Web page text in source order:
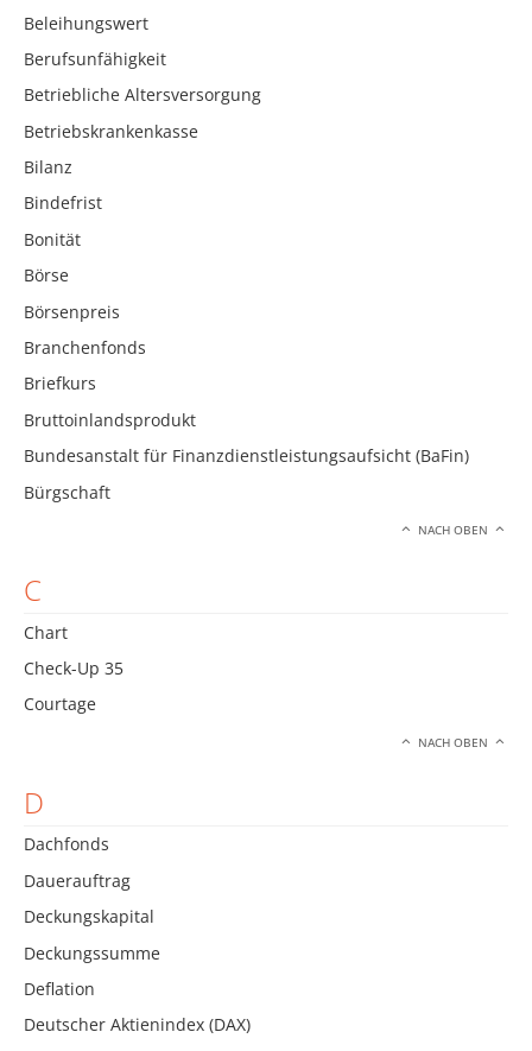
Beleihungswert
Berufsunfähigkeit
Betriebliche Altersversorgung
Betriebskrankenkasse
Bilanz
Bindefrist
Bonität
Börse
Börsenpreis
Branchenfonds
Briefkurs
Bruttoinlandsprodukt
Bundesanstalt für Finanzdienstleistungsaufsicht (BaFin)
Bürgschaft
NACH OBEN
C
Chart
Check-Up 35
Courtage
NACH OBEN
D
Dachfonds
Dauerauftrag
Deckungskapital
Deckungssumme
Deflation
Deutscher Aktienindex (DAX)